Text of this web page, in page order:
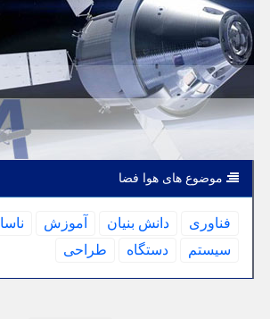
موضوع های هوا فضا
فناوری دانش بنیان آموزش ناسا
سیستم
دستگاه طراحی